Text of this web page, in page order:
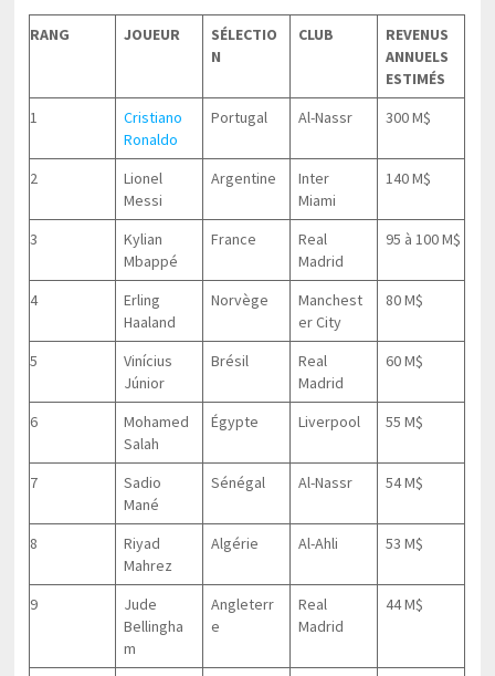
RANG JOUEUR
SÉLECTIO
N
CLUB
REVENUS
ANNUELS
ESTIMÉS
1
Cristiano
Ronaldo
Portugal Al-Nassr 300 M$
2
Lionel
Messi
Argentine
Inter
Miami
140 M$
3
Kylian
Mbappé
France
Real
Madrid
95 à 100 M$
4
Erling
Haaland
Norvège
Manchest
er City
80 M$
5
Vinícius
Júnior
Brésil
Real
Madrid
60 M$
6
Mohamed
Salah
Égypte Liverpool 55 M$
7
Sadio
Mané
Sénégal Al-Nassr 54 M$
8
Riyad
Mahrez
Algérie Al-Ahli 53 M$
9
Jude
Bellingha
m
Angleterr
e
Real
Madrid
44 M$